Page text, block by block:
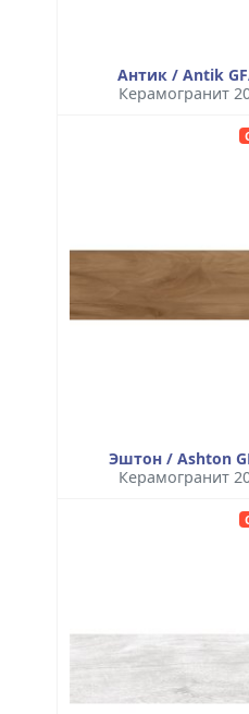
Антик / Antik
Керамогранит
Эштон / Ashton
Керамогранит